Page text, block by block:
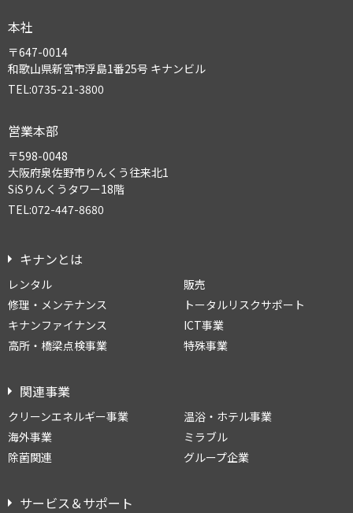
本社
〒647-0014
和歌山県新宮市浮島1番25号 キナンビル
TEL:0735-21-3800
営業本部
〒598-0048
大阪府泉佐野市りんくう往来北1
SiSりんくうタワー18階
TEL:072-447-8680
キナンとは
レンタル
販売
修理・メンテナンス
トータルリスクサポート
キナンファイナンス
ICT事業
高所・橋梁点検事業
特殊事業
関連事業
クリーンエネルギー事業
温浴・ホテル事業
海外事業
ミラブル
除菌関連
グループ企業
サービス＆サポート